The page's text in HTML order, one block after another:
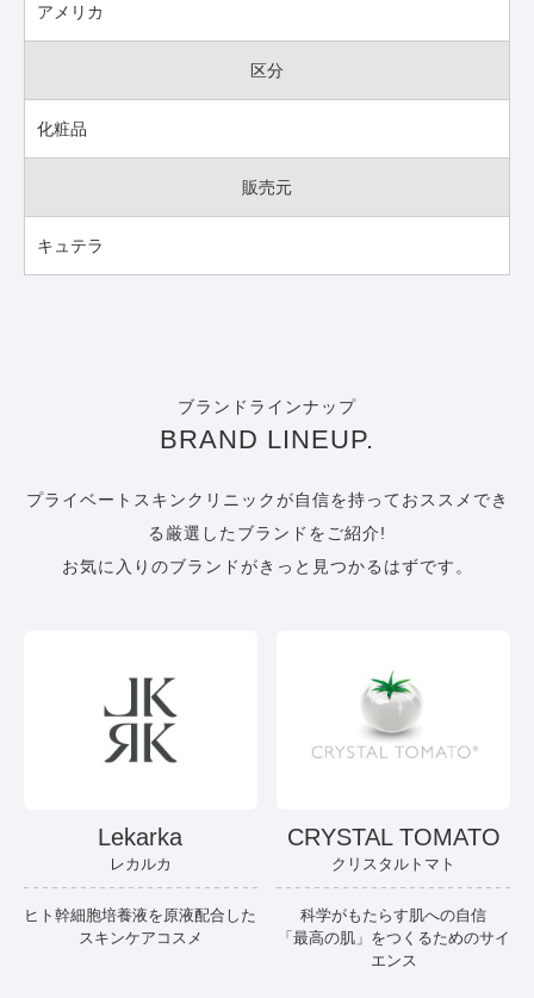
アメリカ
区分
化粧品
販売元
キュテラ
ブランドラインナップ
BRAND LINEUP.
プライベートスキンクリニックが自信を持っておススメでき
る厳選したブランドをご紹介!
お気に入りのブランドがきっと見つかるはずです。
Lekarka
レカルカ
ヒト幹細胞培養液を原液配合した
スキンケアコスメ
CRYSTAL TOMATO
クリスタルトマト
科学がもたらす肌への自信
「最高の肌」をつくるためのサイ
エンス